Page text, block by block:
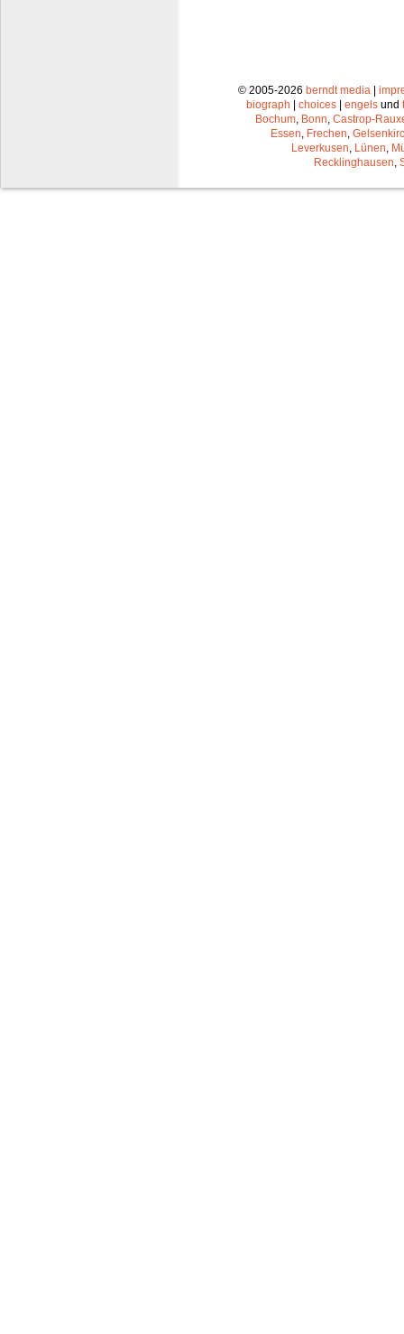
© 2005-2026 berndt media |
biograph | choices | engels und
Bochum Bonn Castrop-
Essen Frechen
Leverkusen Lünen
Recklinghausen